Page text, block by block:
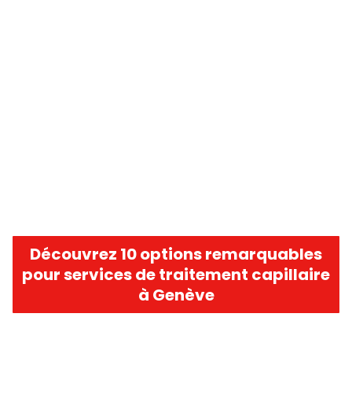
Découvrez 10 options remarquables
pour services de traitement capillaire
à Genève